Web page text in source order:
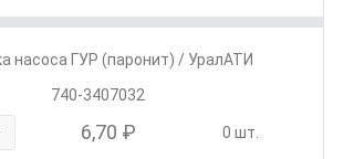
насоса ГУР (паронит) / УралАТИ
740-3407032
6,70 ₽ 0 шт.